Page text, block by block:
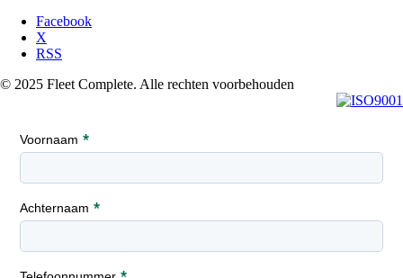
Facebook
X
RSS
© 2025 Fleet Complete. Alle rechten voorbehouden